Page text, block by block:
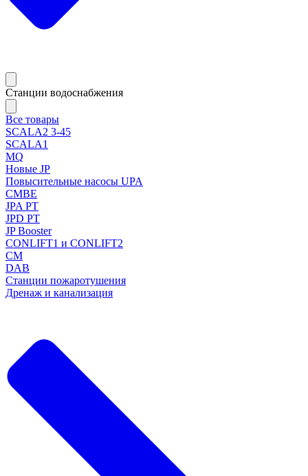
Станции водоснабжения
Все товары
SCALA2 3-45
SCALA1
MQ
Новые JP
Повысительные насосы UPA
CMBE
JPA PT
JPD PT
JP Booster
CONLIFT1 и CONLIFT2
CM
DAB
Станции пожаротушения
Дренаж и канализация